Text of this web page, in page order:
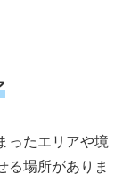
ったエリアや境
る場所がありま